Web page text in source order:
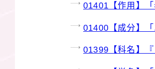
01401【作用】
01400【成分】
01399【科名】